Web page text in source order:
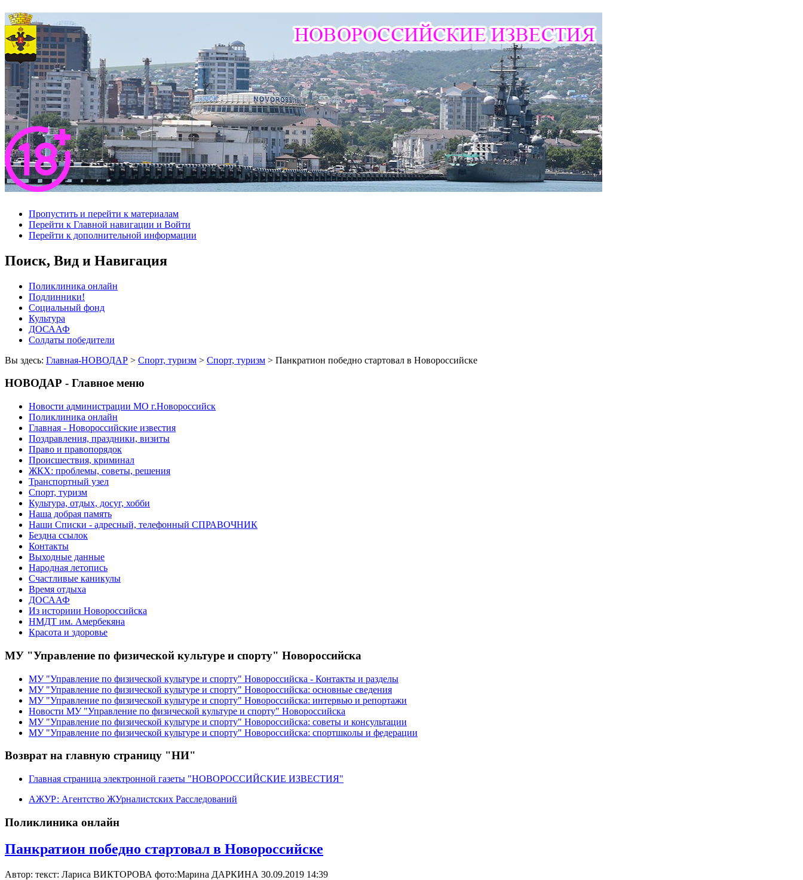
Пропустить и перейти к материалам
Перейти к Главной навигации и Войти
Перейти к дополнительной информации
Поиск, Вид и Навигация
Поликлиника онлайн
Подлинники!
Социальный фонд
Культура
ДОСААФ
Солдаты победители
Вы здесь: Главная-НОВОДАР > Спорт, туризм > Спорт, туризм > Панкратион победно стартовал в Новороссийске
НОВОДАР - Главное меню
Новости администрации МО г.Новороссийск
Поликлиника онлайн
Главная - Новороссийские известия
Поздравления, праздники, визиты
Право и правопорядок
Происшествия, криминал
ЖКХ: проблемы, советы, решения
Транспортный узел
Спорт, туризм
Культура, отдых, досуг, хобби
Наша добрая память
Наши Списки - адресный, телефонный СПРАВОЧНИК
Бездна ссылок
Контакты
Выходные данные
Народная летопись
Счастливые каникулы
Время отдыха
ДОСААФ
Из историии Новороссийска
НМДТ им. Амербекяна
Красота и здоровье
МУ "Управление по физической культуре и спорту" Новороссийска
МУ "Управление по физической культуре и спорту" Новороссийска - Контакты и разделы
МУ "Управление по физической культуре и спорту" Новороссийска: основные сведения
МУ "Управление по физической культуре и спорту" Новороссийска: интервью и репортажи
Новости МУ "Управление по физической культуре и спорту" Новороссийска
МУ "Управление по физической культуре и спорту" Новороссийска: советы и консультации
МУ "Управление по физической культуре и спорту" Новороссийска: спортшколы и федерации
Возврат на главную страницу "НИ"
Главная страница электронной газеты "НОВОРОССИЙСКИЕ ИЗВЕСТИЯ"
АЖУР: Агентство ЖУрналистских Расследований
Поликлиника онлайн
Панкратион победно стартовал в Новороссийске
Автор: текст: Лариса ВИКТОРОВА фото:Марина ДАРКИНА 30.09.2019 14:39